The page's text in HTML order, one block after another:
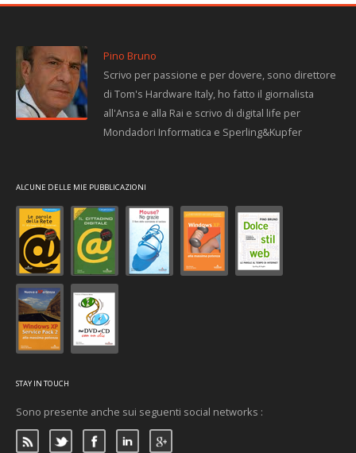
Pino Bruno
Scrivo per passione e per dovere, sono direttore
di Tom's Hardware Italy, ho fatto il giornalista
all'Ansa e alla Rai e scrivo di digital life per
Mondadori Informatica e Sperling&Kupfer
ALCUNE DELLE MIE PUBBLICAZIONI
STAY IN TOUCH
Sono presente anche sui seguenti social networks :